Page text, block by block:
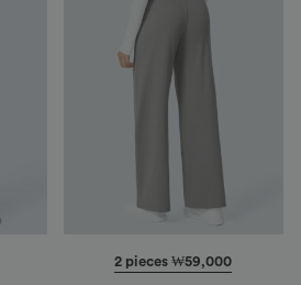
2 pieces ₩59,000